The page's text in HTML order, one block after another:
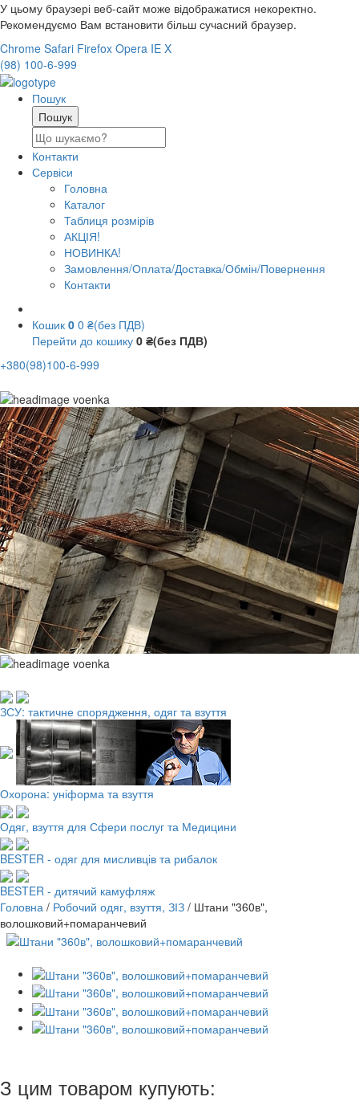
У цьому браузері веб-сайт може відображатися некоректно.
Рекомендуємо Вам встановити більш сучасний браузер.
Chrome Safari Firefox Opera IE X
(98) 100-6-999
Пошук
Контакти
Сервіси
Головна
Каталог
Таблиця розмірів
АКЦІЯ!
НОВИНКА!
Замовлення/Оплата/Доставка/Обмін/Повернення
Контакти
Кошик 0 0 ₴(без ПДВ)
Перейти до кошику 0 ₴(без ПДВ)
+380(98)100-6-999
ЗСУ: тактичне спорядження, одяг та взуття
Охорона: уніформа та взуття
Одяг, взуття для Сфери послуг та Медицини
BESTER - одяг для мисливців та рибалок
BESTER - дитячий камуфляж
Головна / Робочий одяг, взуття, ЗІЗ / Штани "360в",
волошковий+помаранчевий
З цим товаром купують: